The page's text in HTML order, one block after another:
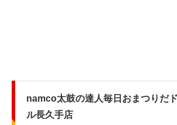
namco太鼓の達人毎日おまつりだ
ル長久手店